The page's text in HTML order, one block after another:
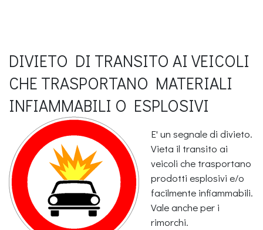
DIVIETO DI TRANSITO AI VEICOLI
CHE TRASPORTANO MATERIALI
INFIAMMABILI O ESPLOSIVI
E' un segnale di divieto.
Vieta il transito ai
veicoli che trasportano
prodotti esplosivi e/o
facilmente infiammabili.
Vale anche per i
rimorchi.